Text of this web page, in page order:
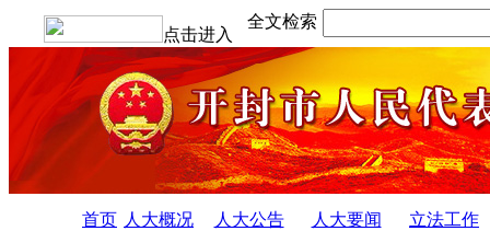
点击进入
全文检索
首页 人大概况 人大公告 人大要闻 立法工作